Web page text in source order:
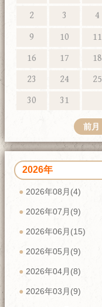
2
3 4
9
10 11
16
17 18
23
24 25
30
31
前月
2026年
2026年08月(4)
2026年07月(9)
2026年06月(15)
2026年05月(9)
2026年04月(8)
2026年03月(9)